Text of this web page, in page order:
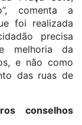
comenta a
foi realizada
precisa
melhoria da
e não como
das ruas de
conselhos